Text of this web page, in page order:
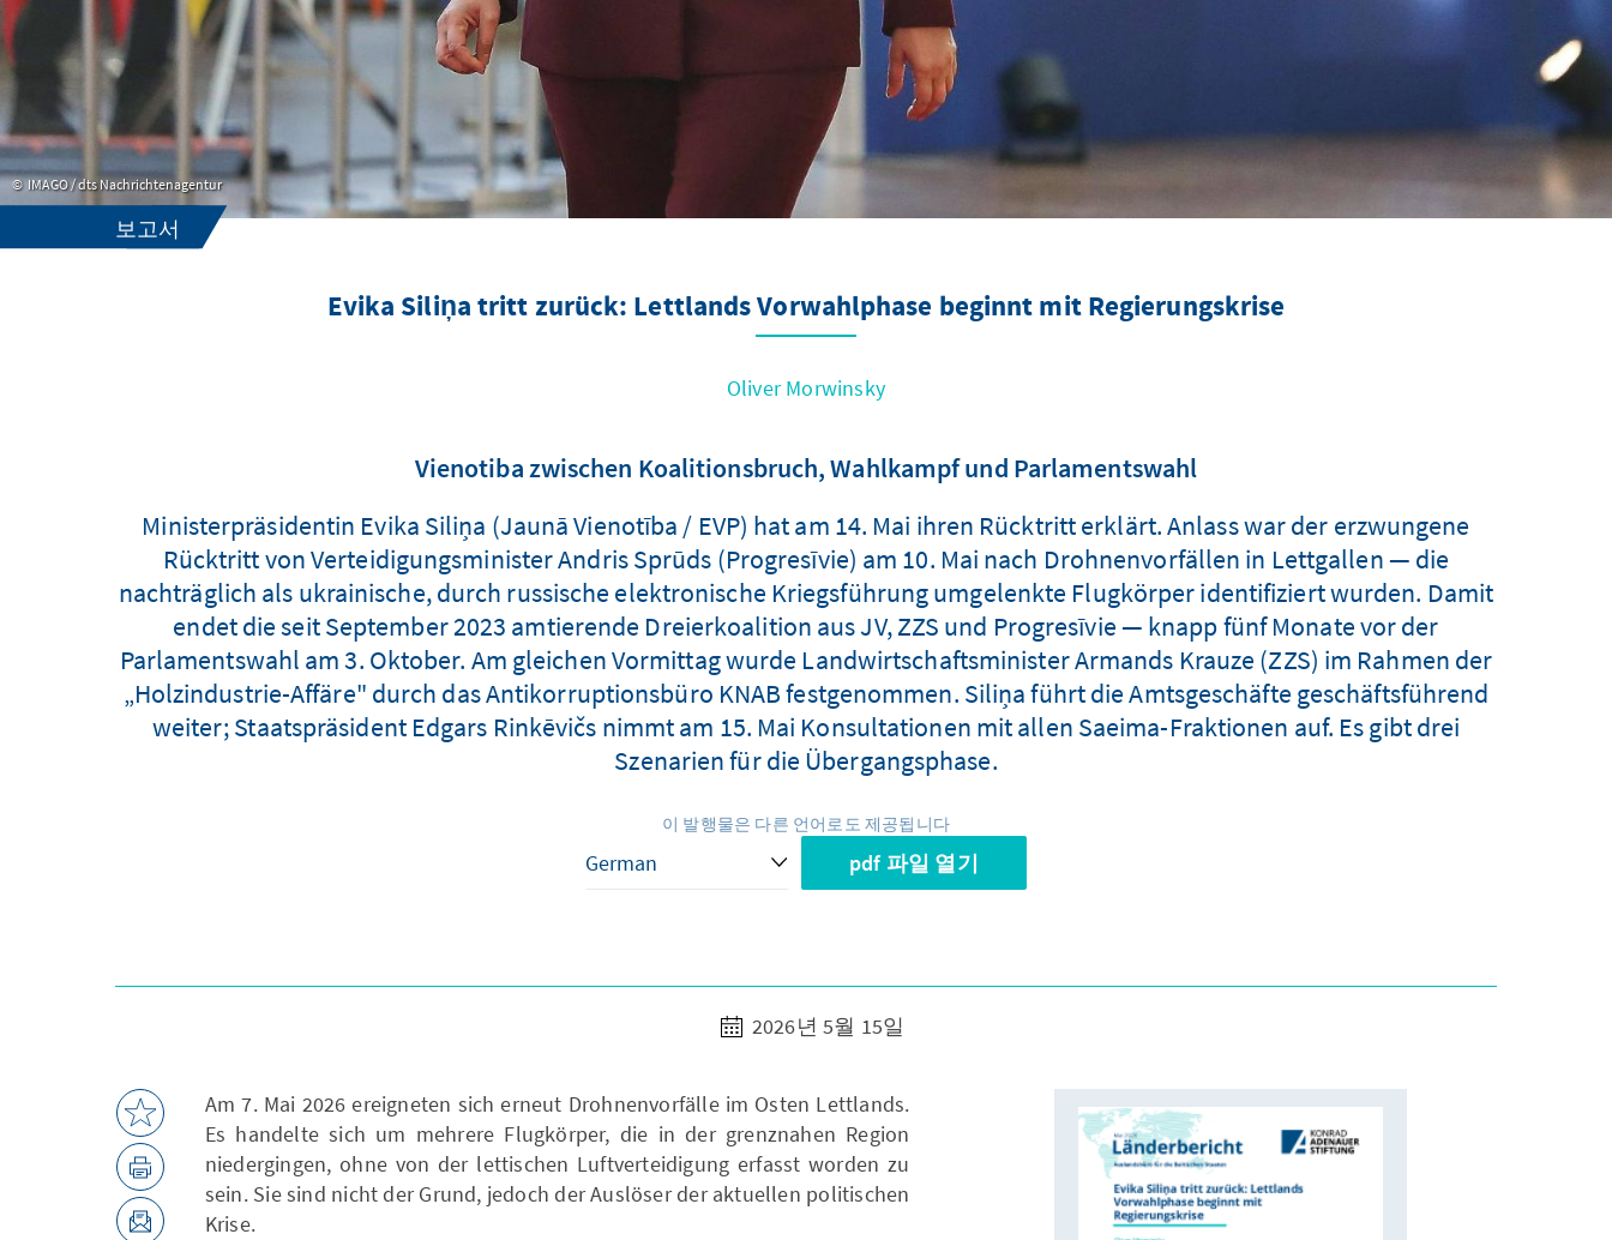
IMAGO / dts Nachrichtenagentur
보고서
Evika Siliņa tritt zurück: Lettlands Vorwahlphase beginnt mit Regierungskrise
Oliver Morwinsky
Vienotiba zwischen Koalitionsbruch, Wahlkampf und Parlamentswahl
Ministerpräsidentin Evika Siliņa (Jaunā Vienotība / EVP) hat am 14. Mai ihren Rücktritt erklärt. Anlass war der erzwungene
Rücktritt von Verteidigungsminister Andris Sprūds (Progresīvie) am 10. Mai nach Drohnenvorfällen in Lettgallen — die
nachträglich als ukrainische, durch russische elektronische Kriegsführung umgelenkte Flugkörper identifiziert wurden. Damit
endet die seit September 2023 amtierende Dreierkoalition aus JV, ZZS und Progresīvie — knapp fünf Monate vor der
Parlamentswahl am 3. Oktober. Am gleichen Vormittag wurde Landwirtschaftsminister Armands Krauze (ZZS) im Rahmen der
„Holzindustrie-Affäre" durch das Antikorruptionsbüro KNAB festgenommen. Siliņa führt die Amtsgeschäfte geschäftsführend
weiter; Staatspräsident Edgars Rinkēvičs nimmt am 15. Mai Konsultationen mit allen Saeima-Fraktionen auf. Es gibt drei
Szenarien für die Übergangsphase.
이 발행물은 다른 언어로도 제공됩니다
pdf 파일 열기
2026년 5월 15일
Am 7. Mai 2026 ereigneten sich erneut Drohnenvorfälle im Osten Lettlands.
Es handelte sich um mehrere Flugkörper, die in der grenznahen Region
niedergingen, ohne von der lettischen Luftverteidigung erfasst worden zu
sein. Sie sind nicht der Grund, jedoch der Auslöser der aktuellen politischen
Krise.